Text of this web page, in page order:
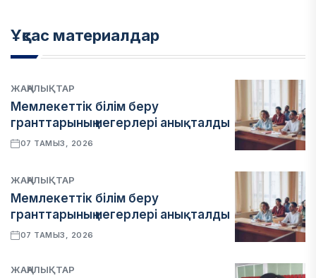
Ұқсас материалдар
ЖАҢАЛЫҚТАР
Мемлекеттік білім беру
гранттарының иегерлері анықталды
07 ТАМЫЗ, 2026
ЖАҢАЛЫҚТАР
Мемлекеттік білім беру
гранттарының иегерлері анықталды
07 ТАМЫЗ, 2026
ЖАҢАЛЫҚТАР